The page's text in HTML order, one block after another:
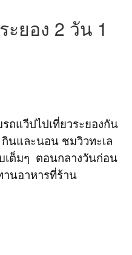
ยอง 2 วัน 1
ถแวีปไปเที่ยวระยองกัน
นและนอน ชมวิวทะเล
ต็มๆ ตอนกลางวันก่อน
านอาหารที่ร้าน